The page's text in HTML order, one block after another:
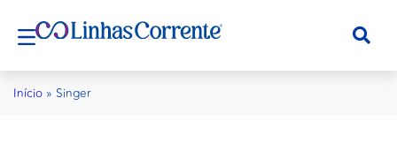
Início » Singer